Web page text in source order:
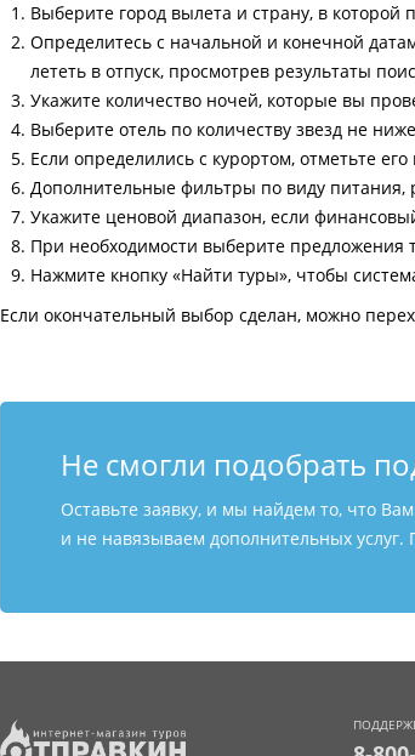
Выберите город вылета и страну, в
Определитесь с начальной и конечной
лететь в отпуск, просмотрев результаты
Укажите количество ночей, которые вы
Выберите отель по количеству звезд не
Если определились с курортом, отметьте
Дополнительные фильтры по виду питания,
Укажите ценовой диапазон, если
При необходимости выберите предложения
Нажмите кнопку «Найти туры», чтобы
Если окончательный выбор сделан, можно
Не смогли подобрать
Оставьте заявку, и мы найдем то, что
и не навязываем дополнительных услуг.